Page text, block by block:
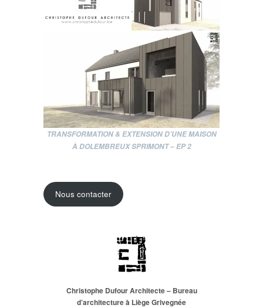
TRANSFORMATION & EXTENSION D’UNE MAISON
À DOLEMBREUX SPRIMONT – EP 2
Nous contacter
Christophe Dufour Architecte – Bureau
d’architecture à Liège Grivegnée